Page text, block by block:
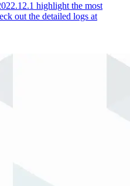
highlight the most
out the detailed logs at